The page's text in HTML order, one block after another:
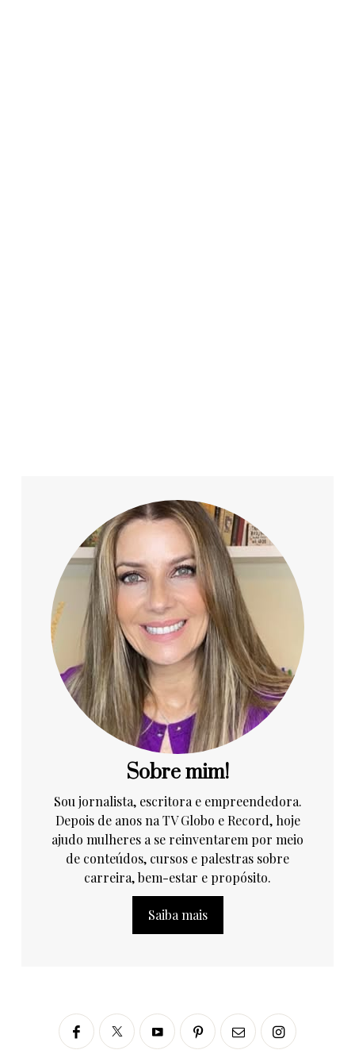
Sobre mim!
Sou jornalista, escritora e empreendedora.
Depois de anos na TV Globo e Record, hoje
ajudo mulheres a se reinventarem por meio
de conteúdos, cursos e palestras sobre
carreira, bem-estar e propósito.
Saiba mais